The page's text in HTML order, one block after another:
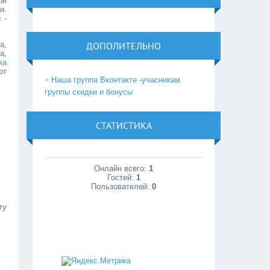
-
ДОПОЛИТЕЛЬНО
Наша группа Вконтакте -учасникам
группы скидки и бонусы
СТАТИСТИКА
Онлайн всего:1
Гостей: 1
Пользователей:0